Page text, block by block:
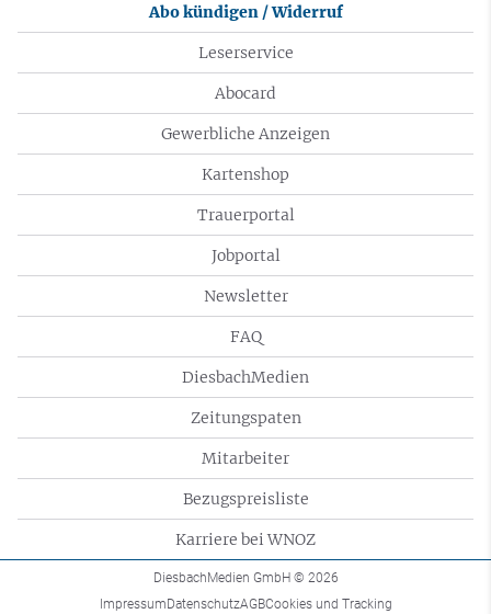
Abo kündigen / Widerruf
Leserservice
Abocard
Gewerbliche Anzeigen
Kartenshop
Trauerportal
Jobportal
Newsletter
FAQ
DiesbachMedien
Zeitungspaten
Mitarbeiter
Bezugspreisliste
Karriere bei WNOZ
DiesbachMedien GmbH © 2026
ImpressumDatenschutzAGBCookies und Tracking